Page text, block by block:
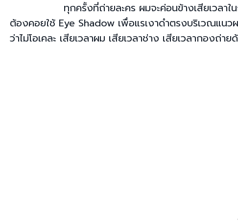
ทุกครั้งที่ถ่ายละคร ผมจะค่อนข้างเสียเวลา
ต้องคอยใช้ Eye Shadow เพื่อแรเงาดำตรงบริเวณแน
ว่าไม่โอเคละ เสียเวลาผม เสียเวลาช่าง เสียเวลากองถ่